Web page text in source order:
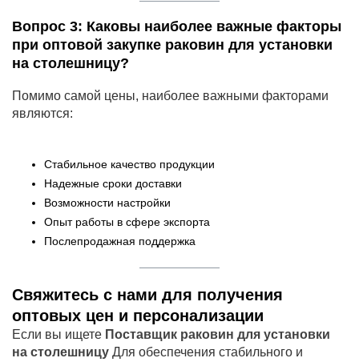
Вопрос 3: Каковы наиболее важные факторы
при оптовой закупке раковин для установки
на столешницу?
Помимо самой цены, наиболее важными факторами
являются:
Стабильное качество продукции
Надежные сроки доставки
Возможности настройки
Опыт работы в сфере экспорта
Послепродажная поддержка
Свяжитесь с нами для получения
оптовых цен и персонализации
Если вы ищете Поставщик раковин для установки
на столешницу Для обеспечения стабильного и